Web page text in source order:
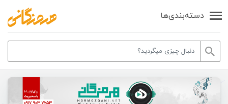
دسته‌بندی‌ها